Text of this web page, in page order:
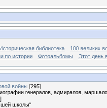
Историческая библиотека
100 великих
по истории
Фотоальбомы Этот день
войны [295]
генералов, адмиралов,
школы"